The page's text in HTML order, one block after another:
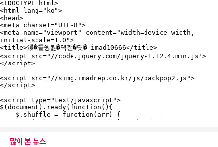
많이 본 뉴스